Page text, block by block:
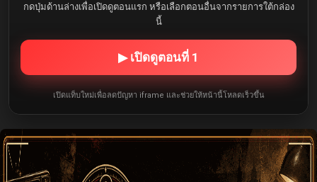
กดปุ่มด้านล่างเพื่อเปิดดูตอนแรก หรือเลือกตอนอื่นจากรายการใต้กล่อง
นี้
▶ เปิดดูตอนที่ 1
เปิดแท็บใหม่เพื่อลดปัญหา iframe และช่วยให้หน้านี้โหลดเร็วขึ้น